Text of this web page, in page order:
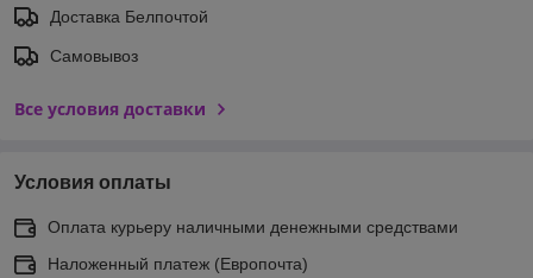
Доставка Белпочтой
Самовывоз
Все условия доставки
Условия оплаты
Оплата курьеру наличными денежными средствами
Наложенный платеж (Европочта)